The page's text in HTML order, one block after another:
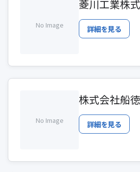
No Image
菱川工業株
詳細を見る
No Image
株式会社船
詳細を見る